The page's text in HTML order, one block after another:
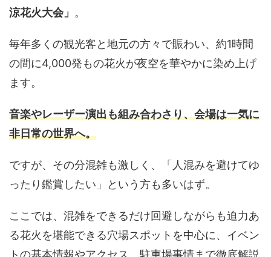
涼花火大会」 。
毎年多くの観光客と地元の方々で賑わい、約1時間
の間に4,000発もの花火が夜空を華やかに染め上げ
ます。
音楽やレーザー演出も組み合わさり、会場は一気に
非日常の世界へ。
ですが、その分混雑も激しく、「人混みを避けてゆ
ったり鑑賞したい」という方も多いはず。
ここでは、混雑をできるだけ回避しながらも迫力あ
る花火を堪能できる穴場スポットを中心に、イベン
トの基本情報やアクセス、駐車場事情まで徹底解説